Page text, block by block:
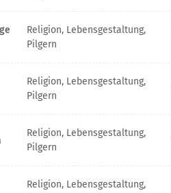
Religion, Lebensgestaltung,
Pilgern
Religion, Lebensgestaltung,
Pilgern
Religion, Lebensgestaltung,
Pilgern
Religion, Lebensgestaltung,